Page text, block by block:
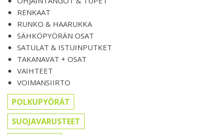
RENKAAT
RUNKO & HAARUKKA
SÄHKÖPYÖRÄN OSAT
SATULAT & ISTUINPUTKET
TAKANAVAT + OSAT
VAIHTEET
VOIMANSIIRTO
POLKUPYÖRÄT
SUOJAVARUSTEET